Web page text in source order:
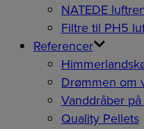
NATEDE
Filtre til PH5
Referencer
Drømmen om
Vanddråber
Quality Pellets